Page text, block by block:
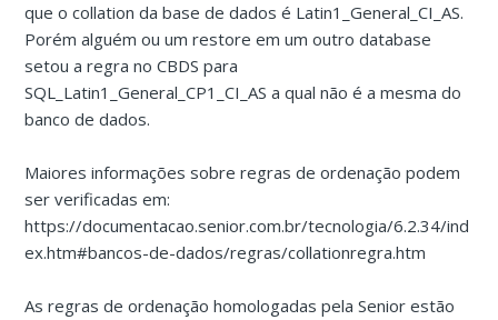
que o collation da base de dados é Latin1_General_CI_AS.
Porém alguém ou um restore em um outro database
setou a regra no CBDS para
SQL_Latin1_General_CP1_CI_AS a qual não é a mesma do
banco de dados.
Maiores informações sobre regras de ordenação podem
ser verificadas em:
https://documentacao.senior.com.br/tecnologia/6.2.34/ind
ex.htm#bancos-de-dados/regras/collationregra.htm
As regras de ordenação homologadas pela Senior estão